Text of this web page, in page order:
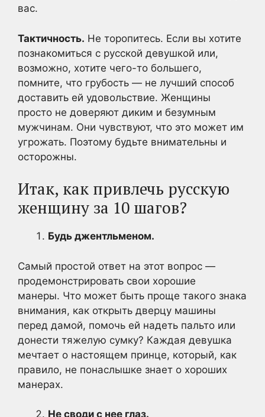
вас.
Тактичность. Не торопитесь. Если вы хотите
познакомиться с русской девушкой или,
возможно, хотите чего-то большего,
помните, что грубость — не лучший способ
доставить ей удовольствие. Женщины
просто не доверяют диким и безумным
мужчинам. Они чувствуют, что это может им
угрожать. Поэтому будьте внимательны и
осторожны.
Итак, как привлечь русскую
женщину за 10 шагов?
Будь джентльменом.
Самый простой ответ на этот вопрос —
продемонстрировать свои хорошие
манеры. Что может быть проще такого знака
внимания, как открыть дверцу машины
перед дамой, помочь ей надеть пальто или
донести тяжелую сумку? Каждая девушка
мечтает о настоящем принце, который, как
правило, не понаслышке знает о хороших
манерах.
Не своди с нее глаз.